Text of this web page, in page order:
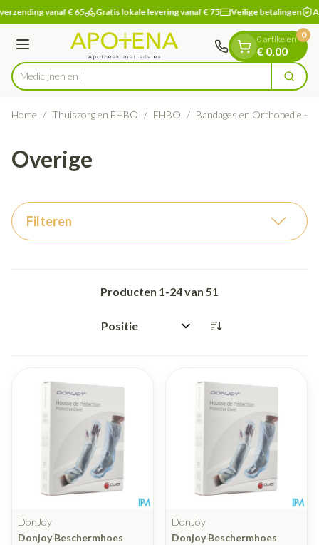
Ga naar de inhoud
1 van 1vanaf € 65 Gratis lokale levering vanaf € 75 Veilige betalingen
Menu
Product, merk, categorie... Zoek
0 artikelen
€ 0,00
0
Home / Thuiszorg en EHBO / EHBO / Bandages en Orthopedie -
Overige
Filteren
Producten 1-24van 51
Sorteer op:
DonJoy
Donjoy Beschermhoes
DonJoy
Donjoy Beschermhoes